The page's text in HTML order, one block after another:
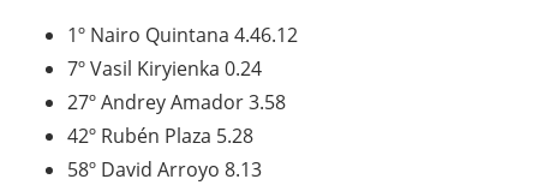
1º Nairo Quintana 4.46.12
7ºVasil Kiryienka 0.24
27ºAndrey Amador3.58
42º Rubén Plaza 5.28
58º David Arroyo 8.13